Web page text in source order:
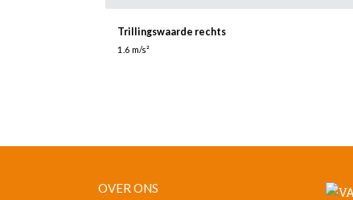
Trillingswaarde rechts
1.6 m/s²
OVER ONS